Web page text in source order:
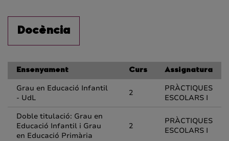
Docència
Ensenyament Curs Assignatura
Grau en Educació Infantil
- UdL
2
PRÀCTIQUES
ESCOLARS I
Doble titulació: Grau en
Educació Infantil i Grau
en Educació Primària
2
PRÀCTIQUES
ESCOLARS I